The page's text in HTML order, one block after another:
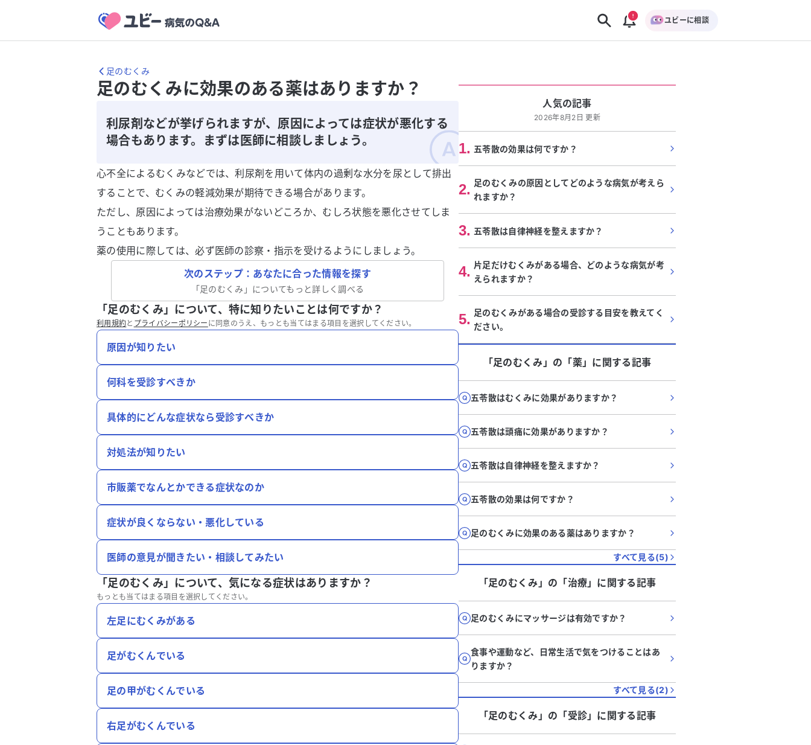
ユビーに相談
足のむくみ
足のむくみに効果のある薬はありますか？
利尿剤などが挙げられますが、原因によっては症状が悪化する
場合もあります。まずは医師に相談しましょう。
心不全によるむくみなどでは、利尿剤を用いて体内の過剰な水分を尿として排出
することで、むくみの軽減効果が期待できる場合があります。
ただし、原因によっては治療効果がないどころか、むしろ状態を悪化させてしま
うこともあります。
薬の使用に際しては、必ず医師の診察・指示を受けるようにしましょう。
次のステップ：あなたに合った情報を探す
「足のむくみ 」についてもっと詳しく調べる
「足のむくみ」について、特に知りたいことは何ですか？
利用規約と プライバシーポリシー に同意のうえ、もっとも当てはまる項目を選択してください。
原因が知りたい
何科を受診すべきか
具体的にどんな症状なら受診すべきか
対処法が知りたい
市販薬でなんとかできる症状なのか
症状が良くならない・悪化している
医師の意見が聞きたい・相談してみたい
「足のむくみ」について、 気になる症状はありますか？
もっとも当てはまる項目を選択してください。
左足にむくみがある
足がむくんでいる
足の甲がむくんでいる
右足がむくんでいる
人気の記事
2026年8月2日 更新
1. 五苓散の効果は何ですか？
2. 足のむくみの原因としてどのような病気が考えら
れますか？
3. 五苓散は自律神経を整えますか？
4. 片足だけむくみがある場合、どのような病気が考
えられますか？
5. 足のむくみがある場合の受診する目安を教えてく
ださい。
「足のむくみ」 の「薬」に関する記事
五苓散はむくみに効果がありますか？
五苓散は頭痛に効果がありますか？
五苓散は自律神経を整えますか？
五苓散の効果は何ですか？
足のむくみに効果のある薬はありますか？
すべて見る(5)
「足のむくみ」 の「治療」に関する記事
足のむくみにマッサージは有効ですか？
食事や運動など、日常生活で気をつけることはあ
りますか？
すべて見る(2)
「足のむくみ」 の「受診」に関する記事